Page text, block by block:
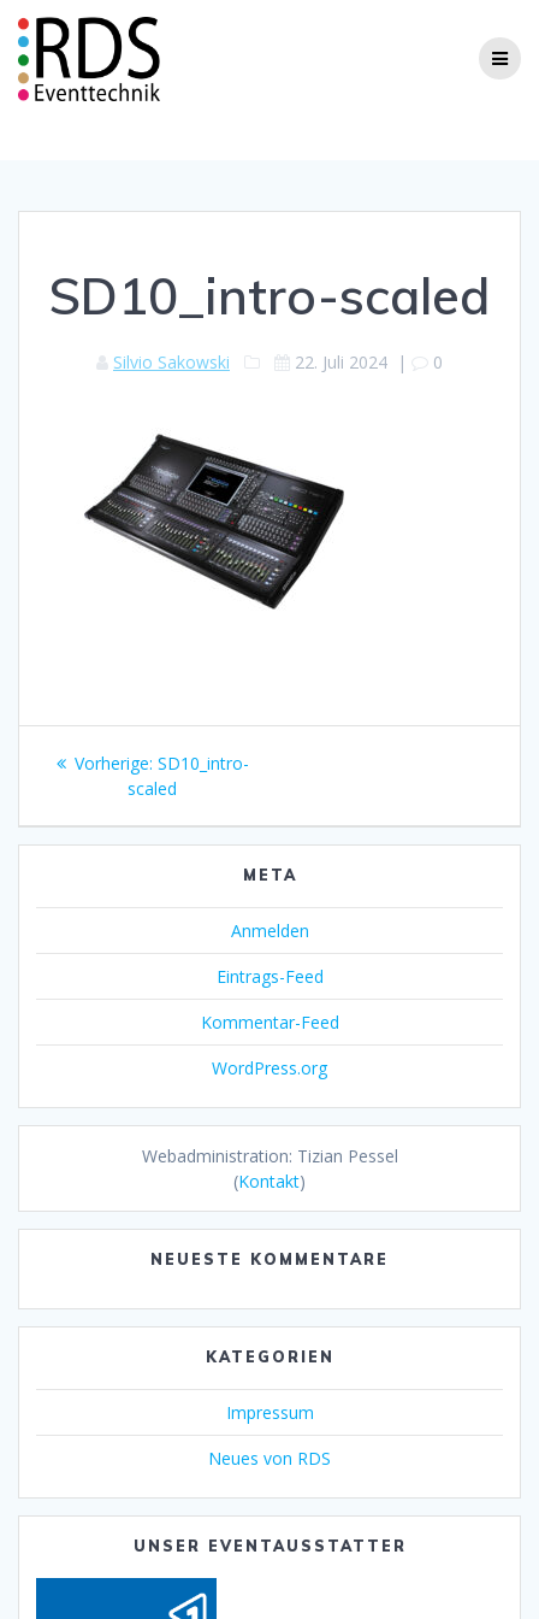
SD10_intro-scaled
Silvio Sakowski 22. Juli 2024 | 0
Beitragsnavigation
Vorherige: Vorheriger
Beitrag:
SD10_intro-
scaled
META
Anmelden
Eintrags-Feed
Kommentar-Feed
WordPress.org
Webadministration: Tizian Pessel
(Kontakt)
NEUESTE KOMMENTARE
KATEGORIEN
Impressum
Neues von RDS
UNSER EVENTAUSSTATTER